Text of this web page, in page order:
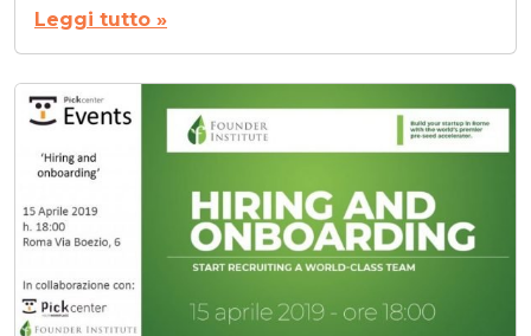
Leggi tutto »